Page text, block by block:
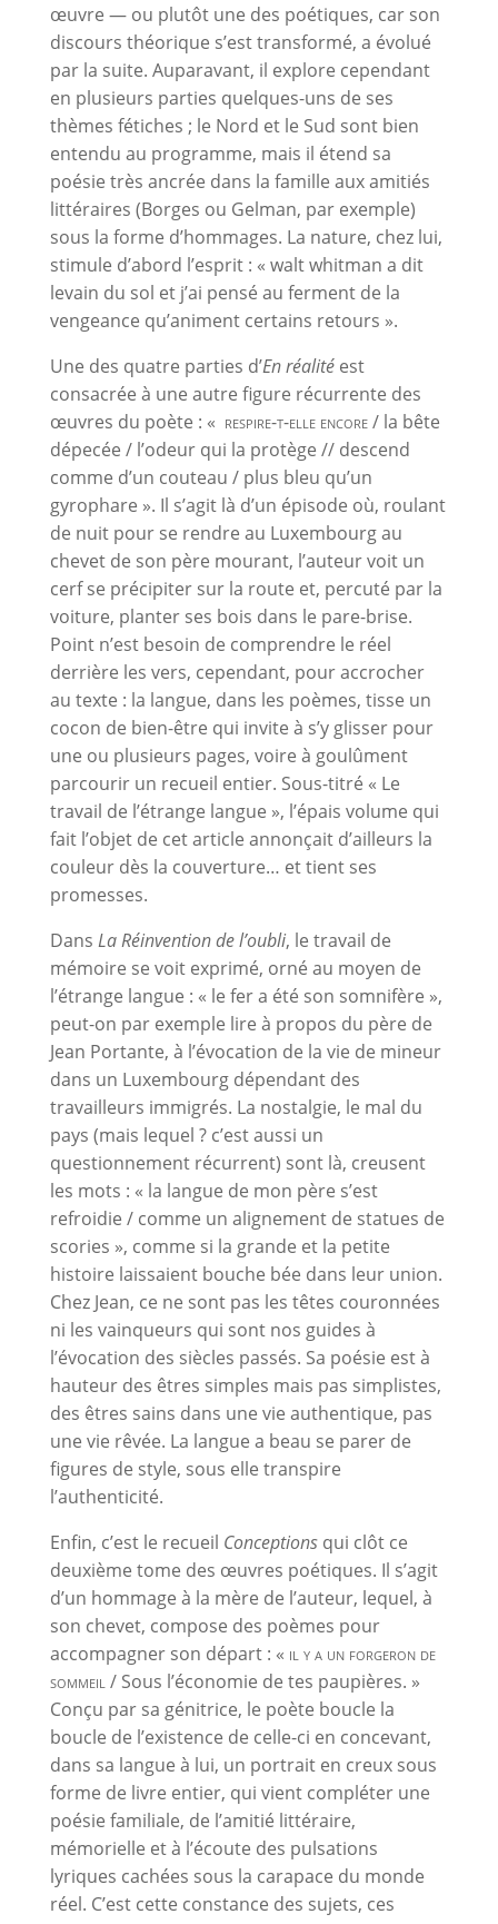
œuvre — ou plutôt une des poétiques, car son
discours théorique s’est transformé, a évolué
par la suite. Auparavant, il explore cependant
en plusieurs parties quelques-uns de ses
thèmes fétiches ; le Nord et le Sud sont bien
entendu au programme, mais il étend sa
poésie très ancrée dans la famille aux amitiés
littéraires (Borges ou Gelman, par exemple)
sous la forme d’hommages. La nature, chez lui,
stimule d’abord l’esprit : « walt whitman a dit
levain du sol et j’ai pensé au ferment de la
vengeance qu’animent certains retours ».
Une des quatre parties d’En réalitéest
consacrée à une autre figure récurrente des
œuvres du poète : « respire-t-elle encore/ la bête
dépecée / l’odeur qui la protège // descend
comme d’un couteau / plus bleu qu’un
gyrophare ». Il s’agit là d’un épisode où, roulant
de nuit pour se rendre au Luxembourg au
chevet de son père mourant, l’auteur voit un
cerf se précipiter sur la route et, percuté par la
voiture, planter ses bois dans le pare-brise.
Point n’est besoin de comprendre le réel
derrière les vers, cependant, pour accrocher
au texte : la langue, dans les poèmes, tisse un
cocon de bien-être qui invite à s’y glisser pour
une ou plusieurs pages, voire à goulûment
parcourir un recueil entier. Sous-titré « Le
travail de l’étrange langue », l’épais volume qui
fait l’objet de cet article annonçait d’ailleurs la
couleur dès la couverture… et tient ses
promesses.
Dans La Réinvention de l’oubli, le travail de
mémoire se voit exprimé, orné au moyen de
l’étrange langue : « le fer a été son somnifère »,
peut-on par exemple lire à propos du père de
Jean Portante, à l’évocation de la vie de mineur
dans un Luxembourg dépendant des
travailleurs immigrés. La nostalgie, le mal du
pays (mais lequel ? c’est aussi un
questionnement récurrent) sont là, creusent
les mots : « la langue de mon père s’est
refroidie / comme un alignement de statues de
scories », comme si la grande et la petite
histoire laissaient bouche bée dans leur union.
Chez Jean, ce ne sont pas les têtes couronnées
ni les vainqueurs qui sont nos guides à
l’évocation des siècles passés. Sa poésie est à
hauteur des êtres simples mais pas simplistes,
des êtres sains dans une vie authentique, pas
une vie rêvée. La langue a beau se parer de
figures de style, sous elle transpire
l’authenticité.
Enfin, c’est le recueil Conceptionsqui clôt ce
deuxième tome des œuvres poétiques. Il s’agit
d’un hommage à la mère de l’auteur, lequel, à
son chevet, compose des poèmes pour
accompagner son départ : « il y a un forgeron de
sommeil/ Sous l’économie de tes paupières. »
Conçu par sa génitrice, le poète boucle la
boucle de l’existence de celle-ci en concevant,
dans sa langue à lui, un portrait en creux sous
forme de livre entier, qui vient compléter une
poésie familiale, de l’amitié littéraire,
mémorielle et à l’écoute des pulsations
lyriques cachées sous la carapace du monde
réel. C’est cette constance des sujets, ces